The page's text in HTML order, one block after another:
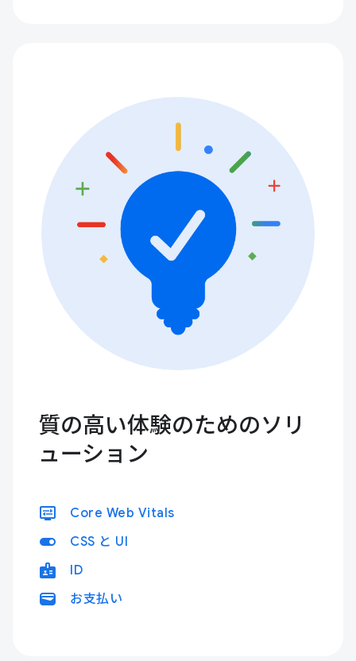
質の高い体験のためのソリ
ューション
display_settings Core Web Vitals
toggle_on CSS と UI
badge ID
wallet お支払い